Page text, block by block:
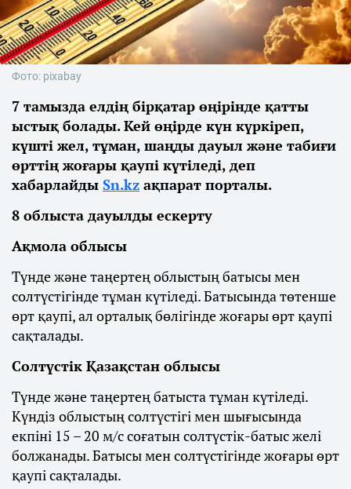
Фото: pixabay
7 тамызда елдің бірқатар өңірінде қатты
ыстық болады. Кей өңірде күн күркіреп,
күшті жел, тұман, шаңды дауыл және табиғи
өрттің жоғары қаупі күтіледі, деп
хабарлайды Sn.kz ақпарат порталы.
8 облыста дауылды ескерту
Ақмола облысы
Түнде және таңертең облыстың батысы мен
солтүстігінде тұман күтіледі. Батысында төтенше
өрт қаупі, ал орталық бөлігінде жоғары өрт қаупі
сақталады.
Солтүстік Қазақстан облысы
Түнде және таңертең батыста тұман күтіледі.
Күндіз облыстың солтүстігі мен шығысында
екпіні 15 – 20 м/с соғатын солтүстік-батыс желі
болжанады. Батысы мен солтүстігінде жоғары өрт
қаупі сақталады.